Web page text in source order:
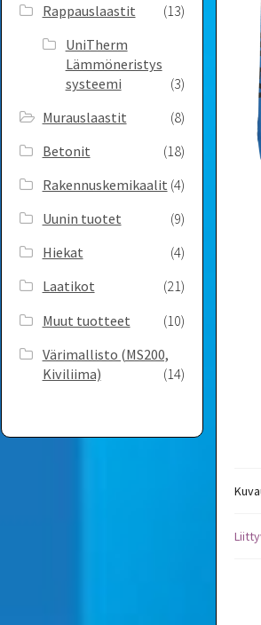
Rappauslaastit
(13)
UniTherm
Lämmöneristys
systeemi
(3)
Murauslaastit
(8)
Betonit
(18)
Rakennuskemikaalit (4)
Uunin tuotet
(9)
Hiekat
(4)
Laatikot
(21)
Muut tuotteet
(10)
Värimallisto (MS200,
Kiviliima)
(14)